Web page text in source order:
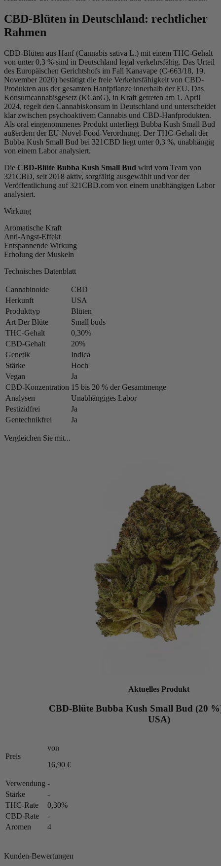
CBD-Blüten in Deutschland: rechtlicher
Rahmen
CBD-Blüten aus Hanf (Cannabis sativa L.) mit einem THC-Gehalt
von unter 0,3 % sind in Deutschland legal verkehrsfähig. Das Urteil
des Europäischen Gerichtshofs im Fall Kanavape (C-663/18, 19.
November 2020) bestätigt die freie Verkehrsfähigkeit von CBD-
Produkten aus der gesamten Hanfpflanze innerhalb der EU. Das
Konsumcannabisgesetz (KCanG), in Kraft getreten am 1. April
2024, regelt den Cannabiskonsum in Deutschland und unterscheidet
klar zwischen psychoaktivem Cannabis und CBD-Hanfprodukten.
Als oral eingenommenes Produkt unterliegt Bubba Kush Small Bud
außerdem der EU-Novel-Food-Verordnung. Der THC-Gehalt der
Bubba Kush Small Bud bei 321CBD liegt unter 0,3 %, unabhängig
von einem Labor analysiert.
Die CBD-Blüte Bubba Kush Small Bud wird vom Team von
321CBD, seit 2018 aktiv, sorgfältig ausgewählt und vor der
Veröffentlichung auf 321CBD.com von einem unabhängigen Labor
analysiert.
Wirkung
Aromatische Kraft
Anti-Angst-Effekt
Entspannende Wirkung
Erholung der Muskeln
Technisches Datenblatt
Cannabinoide
CBD
Herkunft
USA
Produkttyp
Blüten
Art Der Blüte
Small buds
THC-Gehalt
0,30%
CBD-Gehalt
20%
Genetik
Indica
Stärke
Hoch
Vegan
Ja
CBD-Konzentration 15 bis 20 % der Gesamtmenge
Analysen
Unabhängiges Labor
Pestizidfrei
Ja
Gentechnikfrei
Ja
Vergleichen Sie mit...
Aktuelles Produkt
CBD-Blüte Bubba Kush Small Bud (20
USA)
Preis
von
16,90 €
Verwendung -
Stärke
-
THC-Rate
0,30%
CBD-Rate
-
Aromen
4
Kunden-Bewertungen